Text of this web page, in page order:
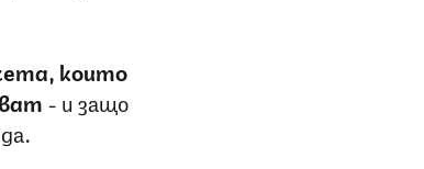
които
- и защо